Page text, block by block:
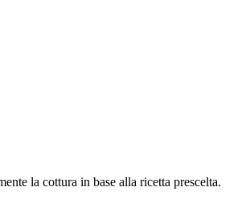
la cottura in base alla ricetta prescelta.